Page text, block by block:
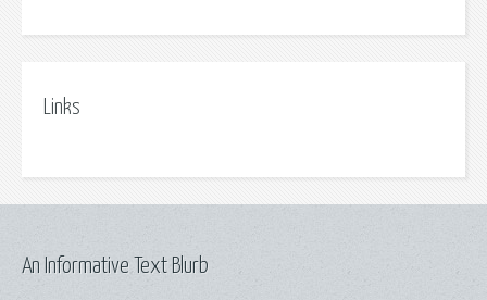
Links
An Informative Text Blurb